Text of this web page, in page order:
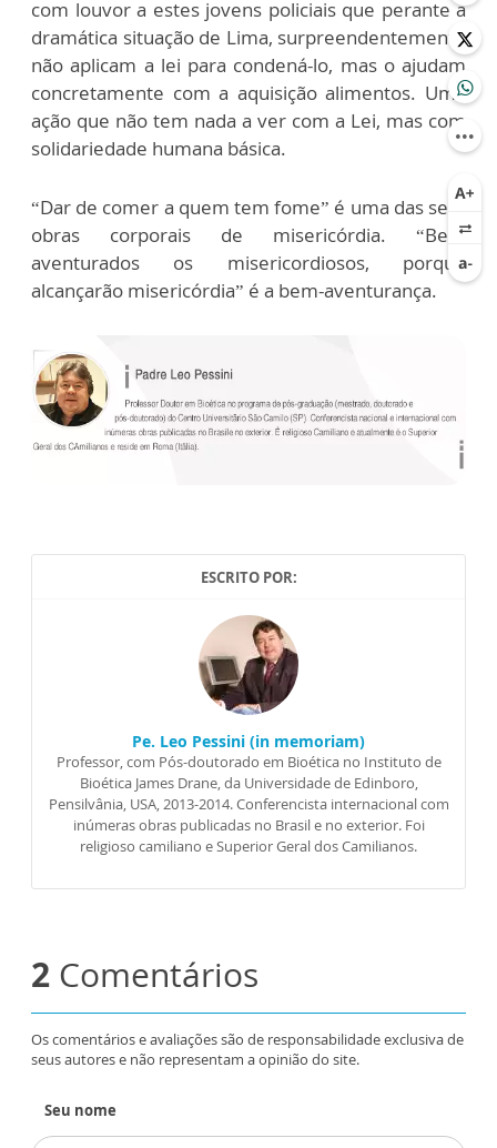
com louvor a estes jovens policiais que perante a
dramática situação de Lima, surpreendentemente
não aplicam a lei para condená-lo, mas o ajudam
concretamente com a aquisição alimentos. Uma
ação que não tem nada a ver com a Lei, mas com
solidariedade humana básica.
“Dar de comer a quem tem fome” é uma das sete
obras corporais de misericórdia. “Bem
aventurados os misericordiosos, porque
alcançarão misericórdia” é a bem-aventurança.
ESCRITO POR:
Pe. Leo Pessini (in memoriam)
Professor, com Pós-doutorado em Bioética no Instituto de
Bioética James Drane, da Universidade de Edinboro,
Pensilvânia, USA, 2013-2014. Conferencista internacional com
inúmeras obras publicadas no Brasil e no exterior. Foi
religioso camiliano e Superior Geral dos Camilianos.
2 Comentários
Os comentários e avaliações são de responsabilidade exclusiva de
seus autores e não representam a opinião do site.
Seu nome